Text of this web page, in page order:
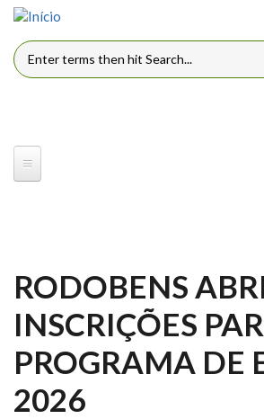
Pular para o conteúdo principal
FORMULÁRIO DE
RODOBENS
INSCRIÇÕES
PROGRAMA DE
2026